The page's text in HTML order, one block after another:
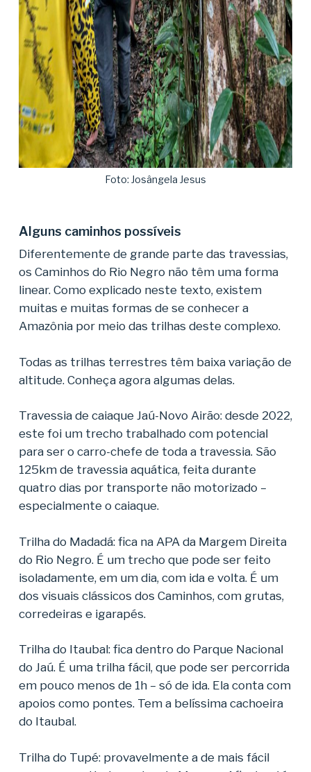
Foto: Josângela Jesus
Alguns caminhos possíveis
Diferentemente de grande parte das travessias,
os Caminhos do Rio Negro não têm uma forma
linear. Como explicado neste texto, existem
muitas e muitas formas de se conhecer a
Amazônia por meio das trilhas deste complexo.
Todas as trilhas terrestres têm baixa variação de
altitude. Conheça agora algumas delas.
Travessia de caiaque Jaú-Novo Airão: desde 2022,
este foi um trecho trabalhado com potencial
para ser o carro-chefe de toda a travessia. São
125km de travessia aquática, feita durante
quatro dias por transporte não motorizado –
especialmente o caiaque.
Trilha do Madadá: fica na APA da Margem Direita
do Rio Negro. É um trecho que pode ser feito
isoladamente, em um dia, com ida e volta. É um
dos visuais clássicos dos Caminhos, com grutas,
corredeiras e igarapés.
Trilha do Itaubal: fica dentro do Parque Nacional
do Jaú. É uma trilha fácil, que pode ser percorrida
em pouco menos de 1h – só de ida. Ela conta com
apoios como pontes. Tem a belíssima cachoeira
do Itaubal.
Trilha do Tupé: provavelmente a de mais fácil